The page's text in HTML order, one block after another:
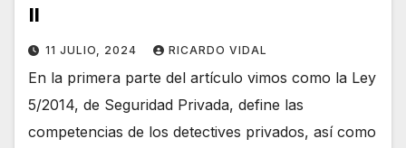
II
11 JULIO, 2024 RICARDO VIDAL
En la primera parte del artículo vimos como la Ley
5/2014, de Seguridad Privada, define las
competencias de los detectives privados, así como